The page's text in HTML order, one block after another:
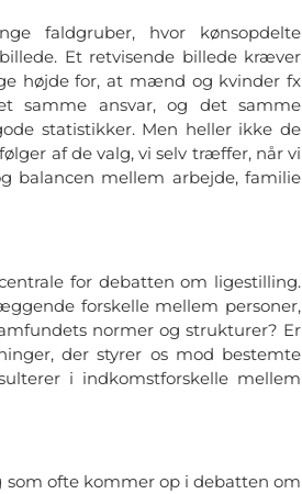
faldgruber, hvor kønsopdelte
Et retvisende billede kræver
højde for, at mænd og kvinder fx
samme ansvar, og det samme
statistikker. Men heller ikke de
af de valg, vi selv træffer, når vi
balancen mellem arbejde, familie
for debatten om ligestilling.
forskelle mellem personer,
normer og strukturer? Er
der styrer os mod bestemte
i indkomstforskelle mellem
som ofte kommer op i debatten om